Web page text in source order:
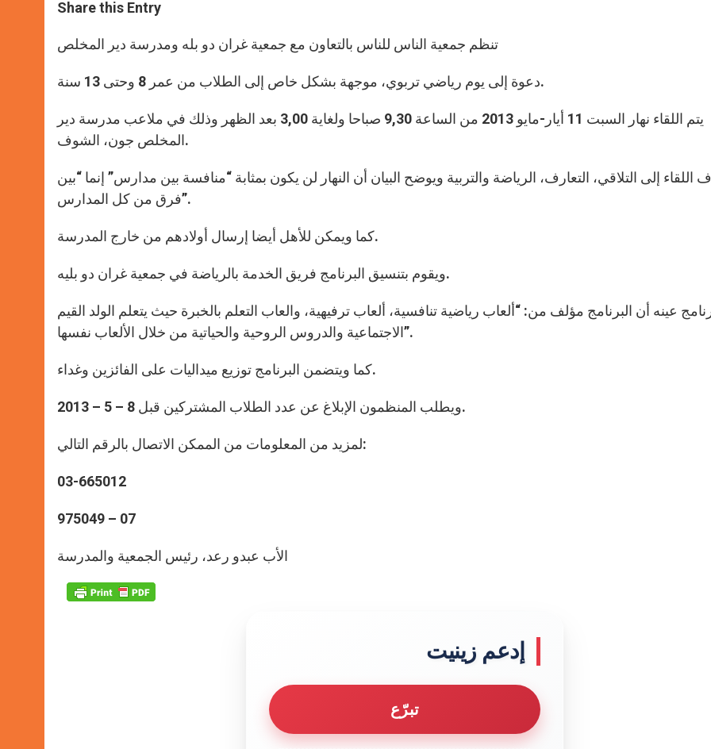
s
p
p
e
g
e
b
o
k
r
Share this Entry
تنظم جمعية الناس للناس بالتعاون مع جمعية غران دو بله ومدرسة دير المخلص
دعوة إلى يوم رياضي تربوي، موجهة بشكل خاص إلى الطلاب من عمر 8 وحتى 13 سنة.
يتم اللقاء نهار السبت 11 أيار-مايو 2013 من الساعة 9,30 صباحا ولغاية 3,00 بعد الظهر وذلك في ملاعب مدرسة دير
المخلص جون، الشوف.
اللقاء إلى التلاقي، التعارف، الرياضة والتربية ويوضح البيان أن النهار لن يكون بمثابة “منافسة بين مدارس” إنما “بين
فرق من كل المدارس”.
كما ويمكن للأهل أيضا إرسال أولادهم من خارج المدرسة.
ويقوم بتنسيق البرنامج فريق الخدمة بالرياضة في جمعية غران دو بليه.
عينه أن البرنامج مؤلف من: “ألعاب رياضية تنافسية، ألعاب ترفيهية، والعاب التعلم بالخبرة حيث يتعلم الولد القيم
الاجتماعية والدروس الروحية والحياتية من خلال الألعاب نفسها”.
كما ويتضمن البرنامج توزيع ميداليات على الفائزين وغداء.
ويطلب المنظمون الإبلاغ عن عدد الطلاب المشتركين قبل 8 – 5 – 2013.
لمزيد من المعلومات من الممكن الاتصال بالرقم التالي:
03-665012
975049 – 07
الأب عبدو رعد، رئيس الجمعية والمدرسة
إدعم زينيت
تبرّع